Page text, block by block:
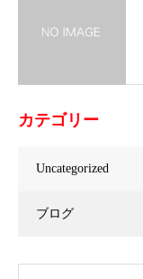
カテゴリー
Uncategorized
ブログ